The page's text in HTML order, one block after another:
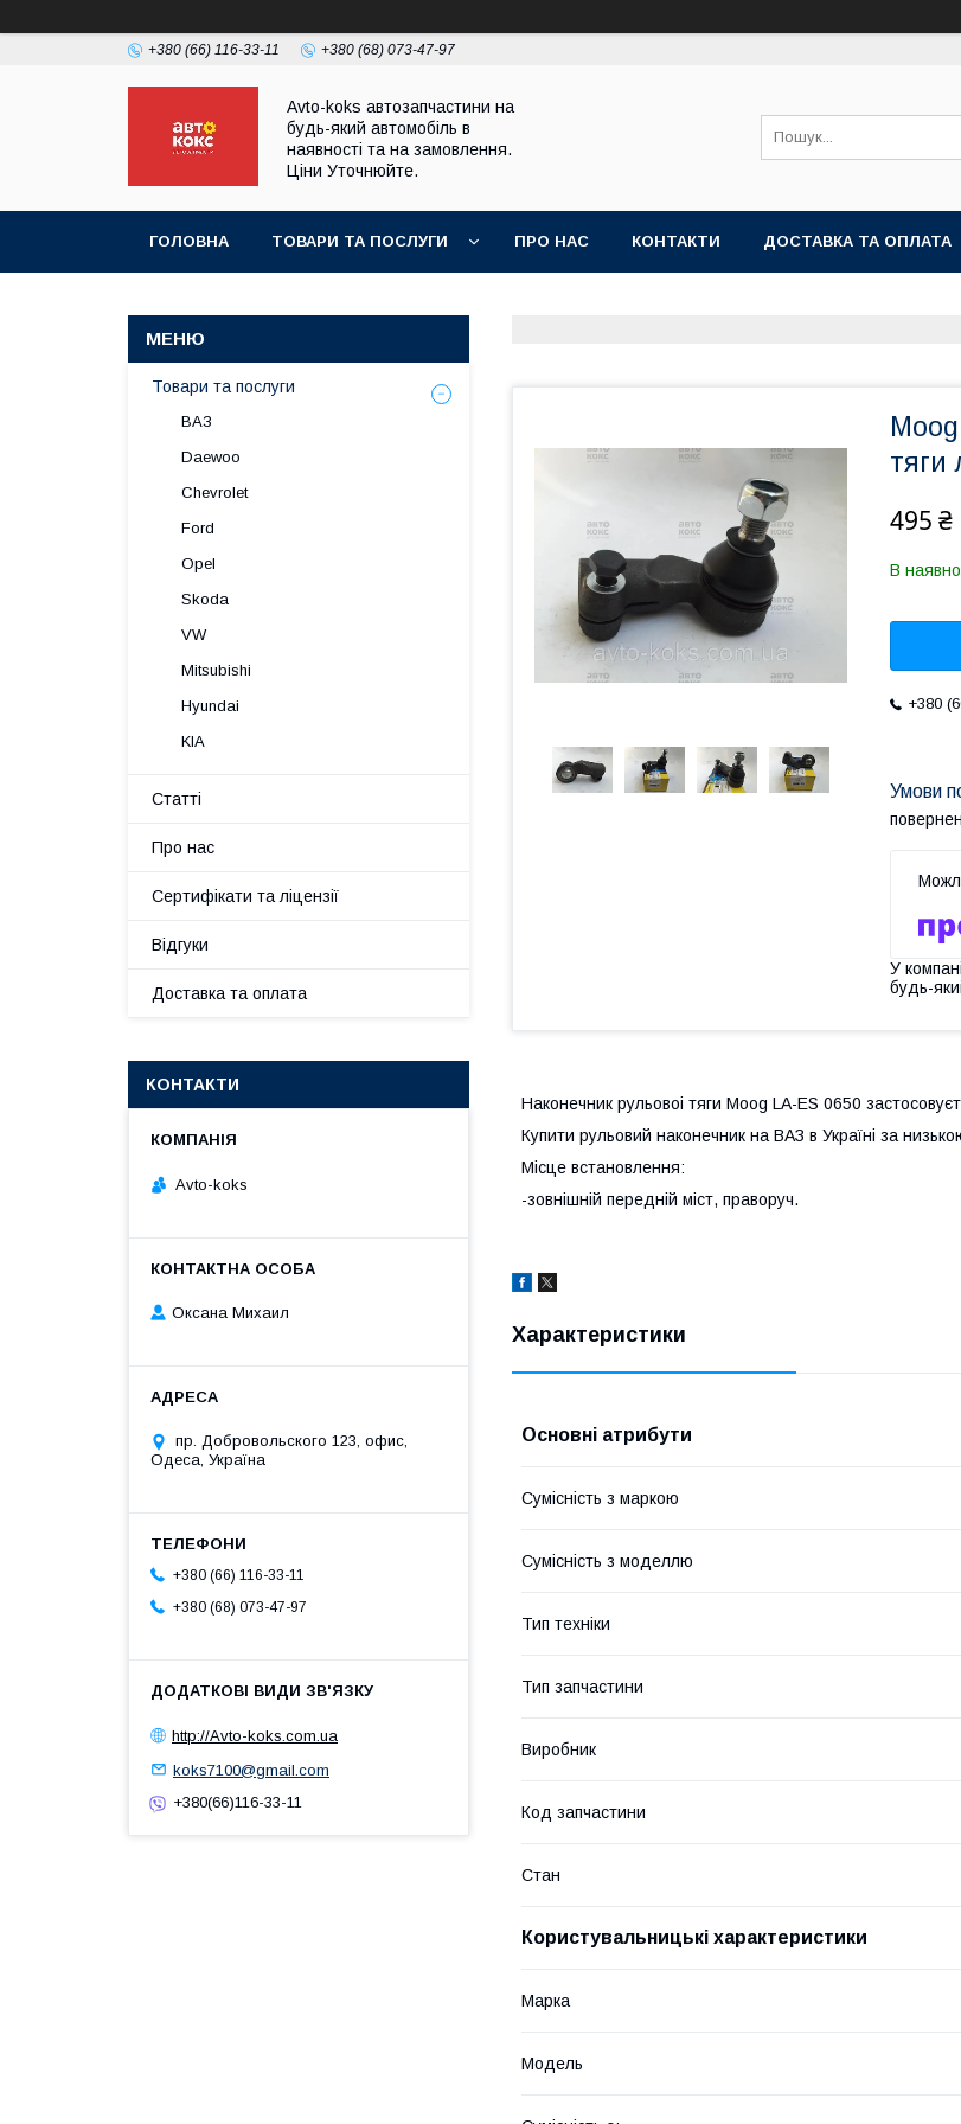
+380 (66) 116-33-11 +380 (68) 073-47-97
Avto-koks автозапчастини на
будь-який автомобіль в
наявності та на замовлення.
Ціни Уточнюйте.
ГОЛОВНА ТОВАРИ ТА ПОСЛУГИ ПРО НАС КОНТАКТИ ДОСТАВКА ТА ОПЛАТА
тяги
495 ₴
В
+380
У
будь-
Наконечник рульовоі тяги Moog LA-ES 0650
Купити рульовий наконечник на ВАЗ в Україні за
Місце встановлення:
-зовнішній передній міст, праворуч.
Характеристики
Основні атрибути
Сумісність з маркою
Сумісність з моделлю
Тип техніки
Тип запчастини
Виробник
Код запчастини
Стан
Користувальницькі характеристики
Марка
Модель
Товари та послуги
ВАЗ
Daewoo
Chevrolet
Ford
Opel
Skoda
VW
Mitsubishi
Hyundai
KIA
Статті
Про нас
Сертифікати та ліцензії
Відгуки
Доставка та оплата
КОНТАКТИ
Avto-koks
Оксана Михаил
пр. Добровольского 123, офис,
Одеса, Україна
+380 (66) 116-33-11
+380 (68) 073-47-97
http://Avto-koks.com.ua
koks7100@gmail.com
+380(66)116-33-11